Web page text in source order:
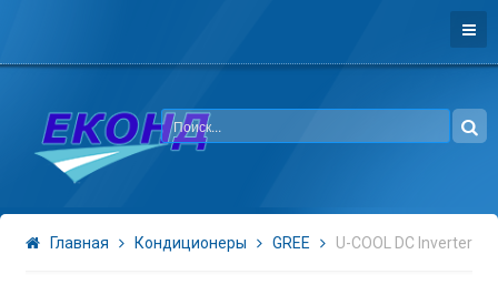
Главная Кондиционеры GREE U-COOL DC Inverter